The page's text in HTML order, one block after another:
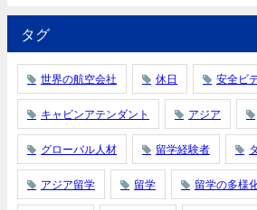
タグ
世界の航空会社 休日 安全ビ
キャビンアテンダント アジア
グローバル人材 留学経験者
アジア留学 留学 留学の多様